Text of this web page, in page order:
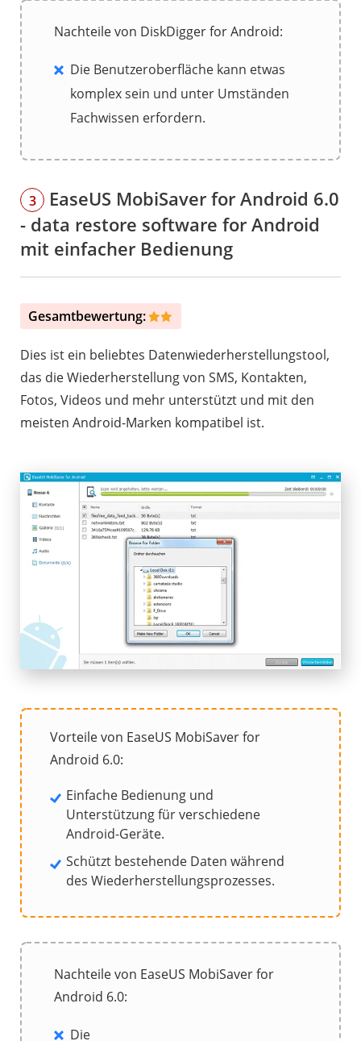
Nachteile von DiskDigger for Android:
Die Benutzeroberfläche kann etwas
komplex sein und unter Umständen
Fachwissen erfordern.
3
EaseUS MobiSaver for Android 6.0
- data restore software for Android
mit einfacher Bedienung
Gesamtbewertung:
Dies ist ein beliebtes Datenwiederherstellungstool,
das die Wiederherstellung von SMS, Kontakten,
Fotos, Videos und mehr unterstützt und mit den
meisten Android-Marken kompatibel ist.
Vorteile von EaseUS MobiSaver for
Android 6.0:
Einfache Bedienung und
Unterstützung für verschiedene
Android-Geräte.
Schützt bestehende Daten während
des Wiederherstellungsprozesses.
Nachteile von EaseUS MobiSaver for
Android 6.0:
Die